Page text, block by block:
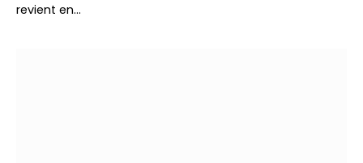
revient en…